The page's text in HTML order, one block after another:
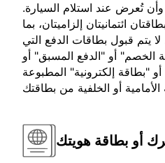
تُعرض عند استلام السيارة.
ائتمانيتان إلزاميتان، بما
يتم قبول بطاقات الدفع التي
الخصم" أو "الدفع المسبق" أو
"بطاقة إلكترونية" المطبوعة
أو الخلفية من بطاقتك
أو بطاقة هويتك